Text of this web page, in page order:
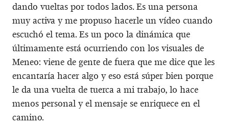
dando vueltas por todos lados. Es una persona
muy activa y me propuso hacerle un vídeo cuando
escuchó el tema. Es un poco la dinámica que
últimamente está ocurriendo con los visuales de
Meneo: viene de gente de fuera que me dice que les
encantaría hacer algo y eso está súper bien porque
le da una vuelta de tuerca a mi trabajo, lo hace
menos personal y el mensaje se enriquece en el
camino.